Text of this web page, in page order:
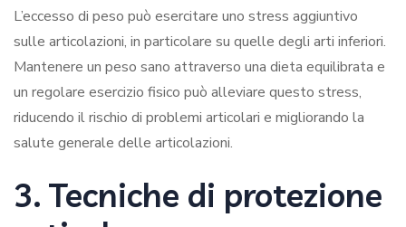
L’eccesso di peso può esercitare uno stress aggiuntivo
sulle articolazioni, in particolare su quelle degli arti inferiori.
Mantenere un peso sano attraverso una dieta equilibrata e
un regolare esercizio fisico può alleviare questo stress,
riducendo il rischio di problemi articolari e migliorando la
salute generale delle articolazioni.
3. Tecniche di protezione